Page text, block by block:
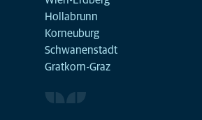
Hollabrunn
Korneuburg
Schwanenstadt
Gratkorn-Graz